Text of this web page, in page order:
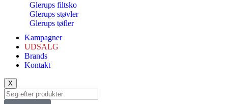
Glerups filtsko
Glerups støvler
Glerups tøfler
Kampagner
UDSALG
Brands
Kontakt
X